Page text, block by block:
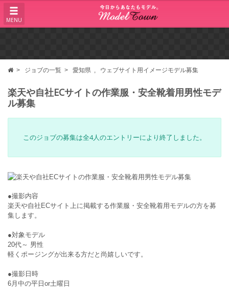
MENU
ジョブの一覧 愛知県 ウェブサイト用イメージモデル募集
楽天や自社ECサイトの作業服・安全靴着用男性モデ
ル募集
このジョブの募集は全4人のエントリーにより終了しました。
●撮影内容
楽天や自社ECサイト上に掲載する作業服・安全靴着用モデルの方を募
集します。
●対象モデル
20代～ 男性
軽くポージングが出来る方だと尚嬉しいです。
●撮影日時
6月中の平日or土曜日